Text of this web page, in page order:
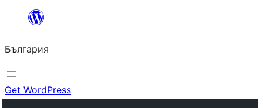
България
Get WordPress